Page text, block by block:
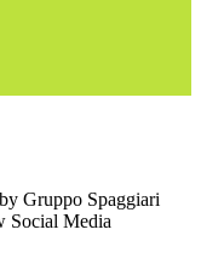
Gruppo Spaggiari
Social Media